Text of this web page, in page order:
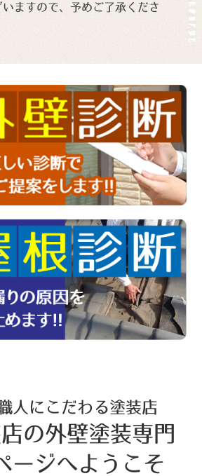
ますので、予めご了承くださ
人にこだわる塗装店
の外壁塗装専門
ージへようこそ